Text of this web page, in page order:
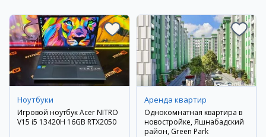
Ноутбуки
Игровой ноутбук Acer NITRO
V15 i5 13420H 16GB RTX2050
Аренда квартир
Однокомнатная квартира в
новостройке, Яшнабадский
район, Green Park